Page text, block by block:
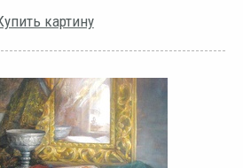
картину